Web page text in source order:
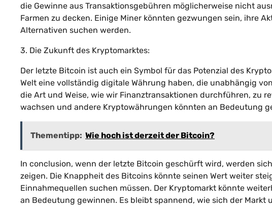
die Gewinne aus Transaktionsgebühren möglicherweise nicht
Farmen zu decken. Einige Miner könnten gezwungen sein, ihre
Alternativen suchen werden.
3. Die Zukunft des Kryptomarktes:
Der letzte Bitcoin ist auch ein Symbol für das Potenzial des
Welt eine vollständig digitale Währung haben, die unabhängig
die Art und Weise, wie wir Finanztransaktionen durchführen, zu
wachsen und andere Kryptowährungen könnten an Bedeutung
Thementipp: Wie hoch ist derzeit der Bitcoin?
In conclusion, wenn der letzte Bitcoin geschürft wird, werden
zeigen. Die Knappheit des Bitcoins könnte seinen Wert weiter
Einnahmequellen suchen müssen. Der Kryptomarkt könnte
an Bedeutung gewinnen. Es bleibt spannend, wie sich der Markt